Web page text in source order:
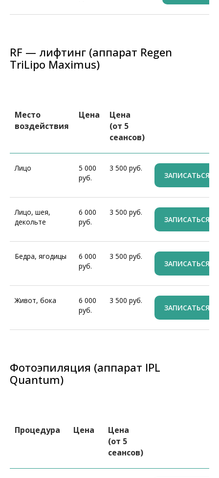
RF — лифтинг (аппарат Regen
TriLipo Maximus)
Место
воздействия
Цена
Цена
(от 5
сеансов)
Лицо
5 000
руб.
3 500 руб.
ЗАПИСАТЬСЯ
Лицо, шея,
декольте
6 000
руб.
3 500 руб.
ЗАПИСАТЬСЯ
Бедра, ягодицы
6 000
руб.
3 500 руб.
ЗАПИСАТЬСЯ
Живот, бока
6 000
руб.
3 500 руб.
ЗАПИСАТЬСЯ
Фотоэпиляция (аппарат IPL
Quantum)
Процедура Цена
Цена
(от 5
сеансов)